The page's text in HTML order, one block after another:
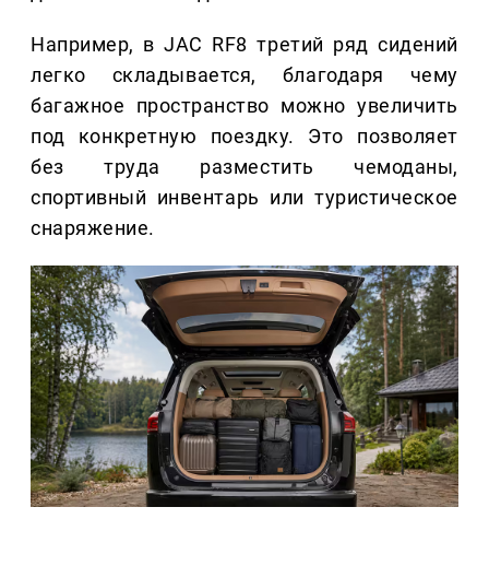
Например, в JAC RF8 третий ряд сидений
легко складывается, благодаря чему
багажное пространство можно увеличить
под конкретную поездку. Это позволяет
без труда разместить чемоданы,
спортивный инвентарь или туристическое
снаряжение.